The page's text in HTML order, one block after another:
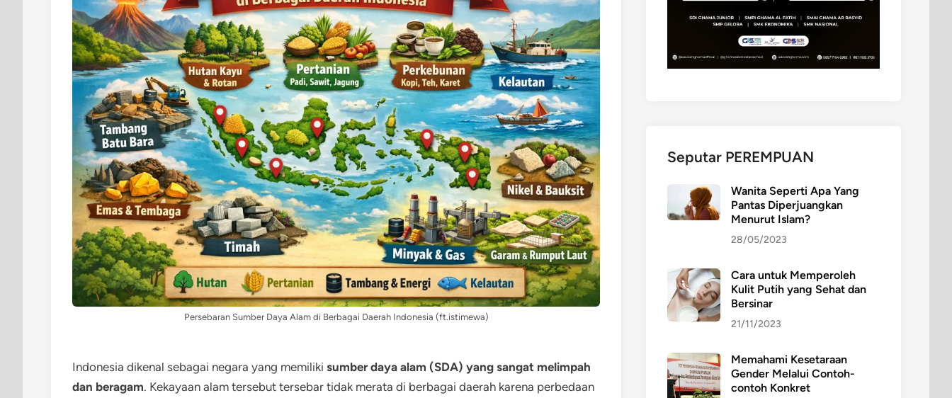
Persebaran Sumber Daya Alam di Berbagai Daerah Indonesia (ft.istimewa)
Indonesia dikenal sebagai negara yang memiliki sumber daya alam (SDA) yang sangat melimpah
dan beragam. Kekayaan alam tersebut tersebar tidak merata di berbagai daerah karena perbedaan
Seputar PEREMPUAN
Wanita Seperti Apa Yang
Pantas Diperjuangkan
Menurut Islam?
28/05/2023
Cara untuk Memperoleh
Kulit Putih yang Sehat dan
Bersinar
21/11/2023
Memahami Kesetaraan
Gender Melalui Contoh-
contoh Konkret